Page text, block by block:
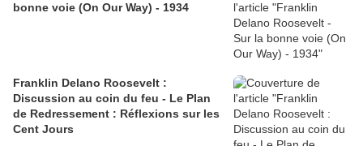
bonne voie (On Our Way) - 1934
Franklin Delano Roosevelt :
Discussion au coin du feu - Le Plan
de Redressement : Réflexions sur les
Cent Jours